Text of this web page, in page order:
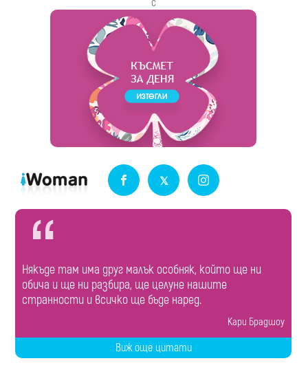
с
Някъде там има друг малък особняк, който ще ни
обича и ще ни разбира, ще целуне нашите
странности и всичко ще бъде наред.
Кари Брадшоу
Виж още цитати